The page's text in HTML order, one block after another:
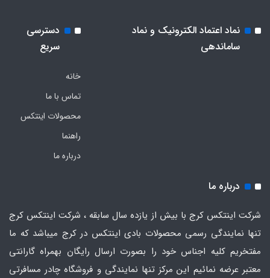
نماد اعتماد الکترونیک و نماد
ساماندهی
دسترسی
سریع
خانه
تماس با ما
محصولات اینتکس
راهنما
درباره ما
درباره ما
شرکت اینتکس کرج با بیش از یازده سال سابقه ، شرکت اینتکس کرج
تنها نمایندگی رسمی محصولات بادی اینتکس در کرج میباشد که ما
مفتخریم کلیه اجناس خود را بصورت ارسال رایگان بهمراه گارانتی
معتبر عرضه نمائیم این مرکز تنها نمایندگی و فروشگاه چادر مسافرتی